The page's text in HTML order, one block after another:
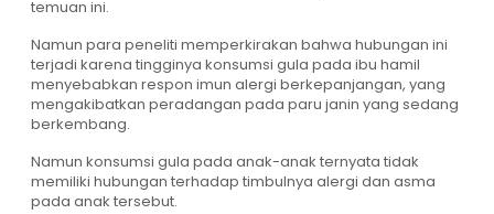
temuan ini.
Namun para peneliti memperkirakan bahwa hubungan ini
terjadi karena tingginya konsumsi gula pada ibu hamil
menyebabkan respon imun alergi berkepanjangan, yang
mengakibatkan peradangan pada paru janin yang sedang
berkembang.
Namun konsumsi gula pada anak-anak ternyata tidak
memiliki hubungan terhadap timbulnya alergi dan asma
pada anak tersebut.